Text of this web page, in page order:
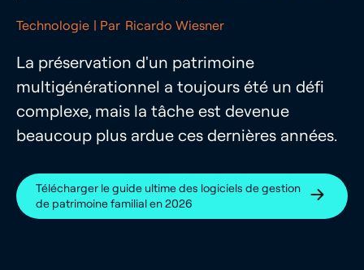
Technologie | Par Ricardo Wiesner
La préservation d'un patrimoine
multigénérationnel a toujours été un défi
complexe, mais la tâche est devenue
beaucoup plus ardue ces dernières années.
Télécharger le guide ultime des logiciels de gestion
de patrimoine familial en 2026